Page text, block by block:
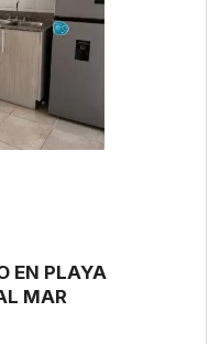
EN PLAYA
MAR